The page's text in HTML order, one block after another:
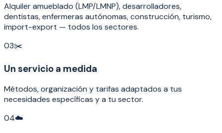
Alquiler amueblado (LMP/LMNP), desarrolladores,
dentistas, enfermeras autónomas, construcción, turismo,
import-export — todos los sectores.
03✂️
Un servicio a medida
Métodos, organización y tarifas adaptados a tus
necesidades específicas y a tu sector.
04☁️